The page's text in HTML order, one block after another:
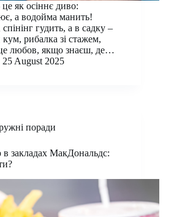
як осіннє диво:
а водойма манить!
спінінг гудить, а в садку –
рибалка зі стажем,
любов, якщо знаєш, де…
25 August 2025
поради
закладах МакДональдс: